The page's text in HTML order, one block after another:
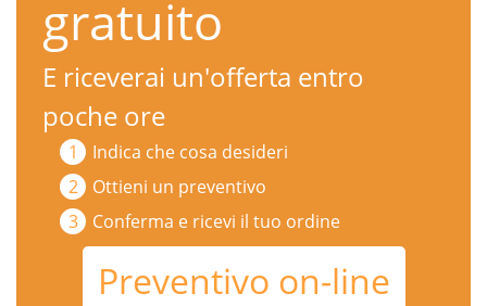
gratuito
E riceverai un'offerta entro
poche ore
Indica che cosa desideri
Ottieni un preventivo
Conferma e ricevi il tuo ordine
Preventivo on-line